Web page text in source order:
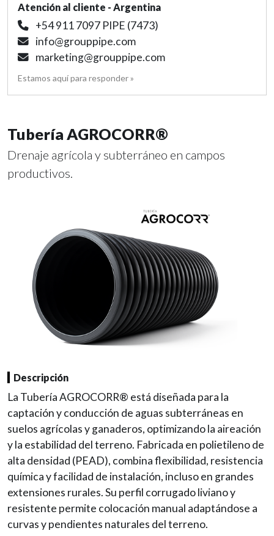
Atención al cliente - Argentina
+54 911 7097 PIPE (7473)
info@grouppipe.com
marketing@grouppipe.com
Estamos aquí para responder »
Tubería AGROCORR®
Drenaje agrícola y subterráneo en campos
productivos.
Descripción
La Tubería AGROCORR® está diseñada para la
captación y conducción de aguas subterráneas en
suelos agrícolas y ganaderos, optimizando la aireación
y la estabilidad del terreno. Fabricada en polietileno de
alta densidad (PEAD), combina flexibilidad, resistencia
química y facilidad de instalación, incluso en grandes
extensiones rurales. Su perfil corrugado liviano y
resistente permite colocación manual adaptándose a
curvas y pendientes naturales del terreno.